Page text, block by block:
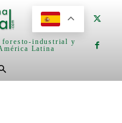
foresto-industrial y
Latina